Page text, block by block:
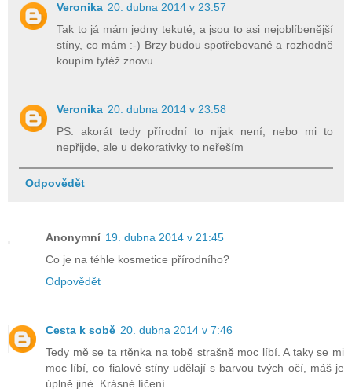
Veronika 20. dubna 2014 v 23:57
Tak to já mám jedny tekuté, a jsou to asi nejoblíbenější
stíny, co mám :-) Brzy budou spotřebované a rozhodně
koupím tytéž znovu.
Veronika 20. dubna 2014 v 23:58
PS. akorát tedy přírodní to nijak není, nebo mi to
nepřijde, ale u dekorativky to neřeším
Odpovědět
Anonymní 19. dubna 2014 v 21:45
Co je na téhle kosmetice přírodního?
Odpovědět
Cesta k sobě 20. dubna 2014 v 7:46
Tedy mě se ta rtěnka na tobě strašně moc líbí. A taky se mi
moc líbí, co fialové stíny udělají s barvou tvých očí, máš je
úplně jiné. Krásné líčení.